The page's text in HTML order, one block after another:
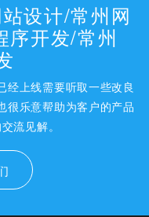
设计/常州网
序开发/常州
经上线需要听取一些改良
很乐意帮助为客户的产品
流见解。